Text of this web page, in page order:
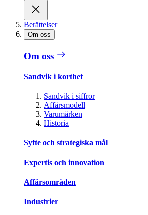
Berättelser
Om oss
Om oss
Sandvik i korthet
Sandvik i siffror
Affärsmodell
Varumärken
Historia
Syfte och strategiska mål
Expertis och innovation
Affärsområden
Industrier